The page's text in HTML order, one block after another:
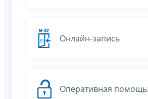
Онлайн-запись
Оперативная